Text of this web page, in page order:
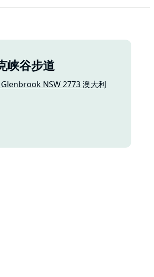
峡谷步道
NSW 2773 澳大利